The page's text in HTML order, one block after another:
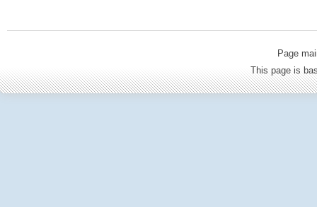
Page
This page is